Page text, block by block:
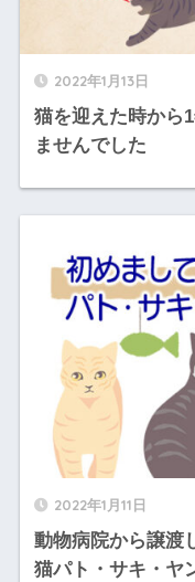
2022年1月13日
猫を迎えた時から
ませんでした
2022年1月11日
動物病院から譲渡
猫パト・サキ・ヤ